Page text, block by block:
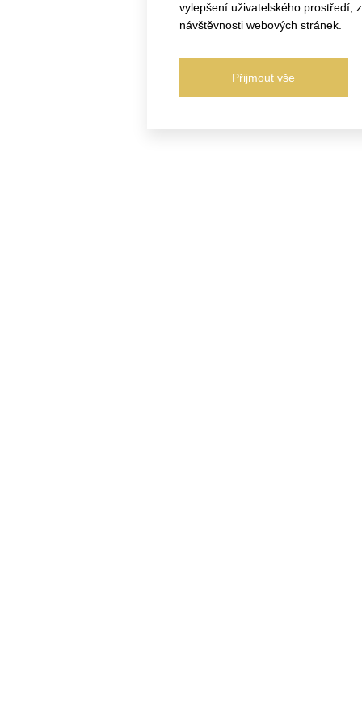
vylepšení uživatelského prostředí,
návštěvnosti webových stránek.
Přijmout vše